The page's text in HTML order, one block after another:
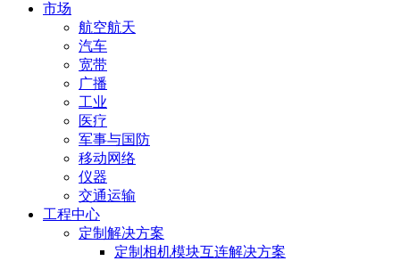
市场
航空航天
汽车
宽带
广播
工业
医疗
军事与国防
移动网络
仪器
交通运输
工程中心
定制解决方案
定制相机模块互连解决方案